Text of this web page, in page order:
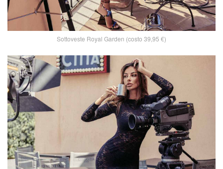
Sottoveste Royal Garden (costo 39,95 €)